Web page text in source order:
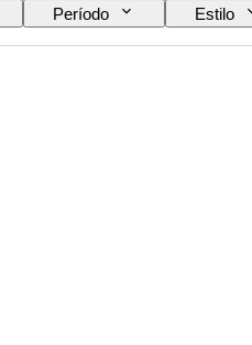
Período Estilo
Classificação de vinhos